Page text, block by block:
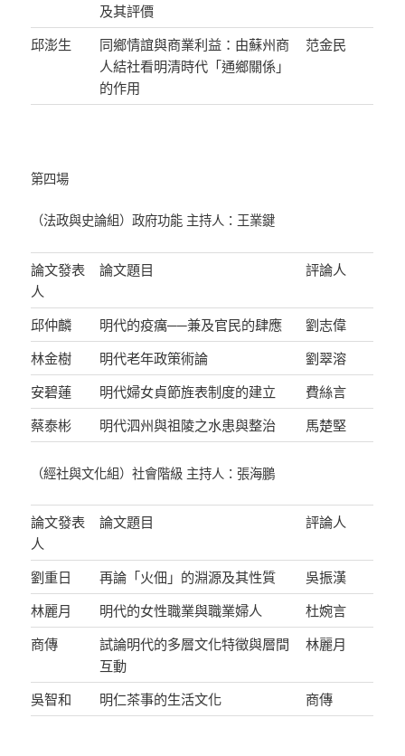
及其評價
邱澎生
同鄉情誼與商業利益：由蘇州商
人結社看明清時代「通鄉關係」
的作用
范金民
第四場
（法政與史論組）政府功能 主持人：王業鍵
論文發表
人
論文題目 評論人
邱仲麟 明代的疫癘──兼及官民的肆應
劉志偉
林金樹
明代老年政策術論
劉翠溶
安碧蓮
明代婦女貞節旌表制度的建立
費絲言
蔡泰彬
明代泗州與祖陵之水患與整治 馬楚堅
（經社與文化組）社會階級 主持人：張海鵬
論文發表
人
論文題目 評論人
劉重日 再論「火佃」的淵源及其性質
吳振漢
林麗月
明代的女性職業與職業婦人
杜婉言
商傳
試論明代的多層文化特徵與層間
互動
林麗月
吳智和 明仁茶事的生活文化 商傳